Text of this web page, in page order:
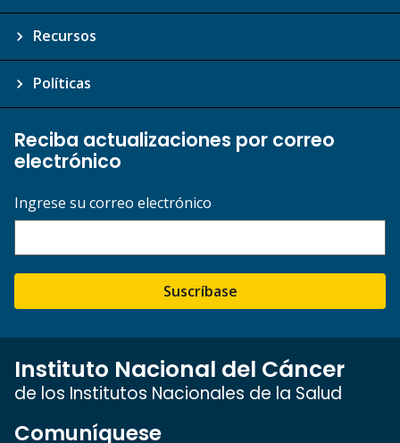
Recursos
Políticas
Reciba actualizaciones por correo
electrónico
Ingrese su correo electrónico
Suscríbase
Instituto Nacional del Cáncer
de los Institutos Nacionales de la Salud
Comuníquese